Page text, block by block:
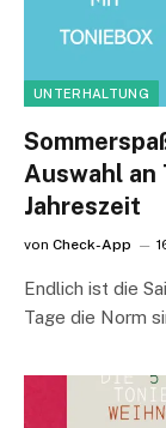
UNTERHALTUNG
Auswahl an
Jahreszeit
von Check-App
Endlich ist die
Tage die Norm